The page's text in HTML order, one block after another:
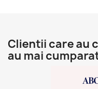
Clientii care au
au mai